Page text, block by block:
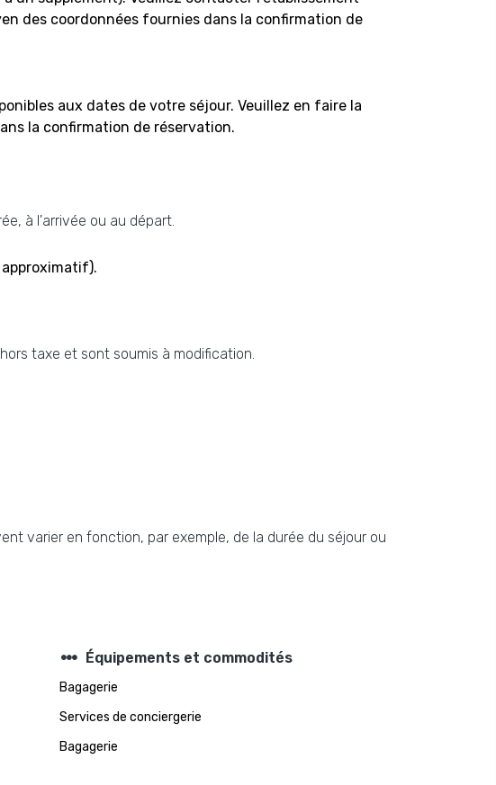
des coordonnées fournies dans la confirmation de
aux dates de votre séjour. Veuillez en faire la
la confirmation de réservation.
à l'arrivée ou au départ.
taxe et sont soumis à modification.
varier en fonction, par exemple, de la durée du séjour ou
steppers Équipements et commodités
Bagagerie
Services de conciergerie
Bagagerie